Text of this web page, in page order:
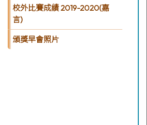
校外比賽成績 2019-2020(嘉
言)
頒獎早會照片